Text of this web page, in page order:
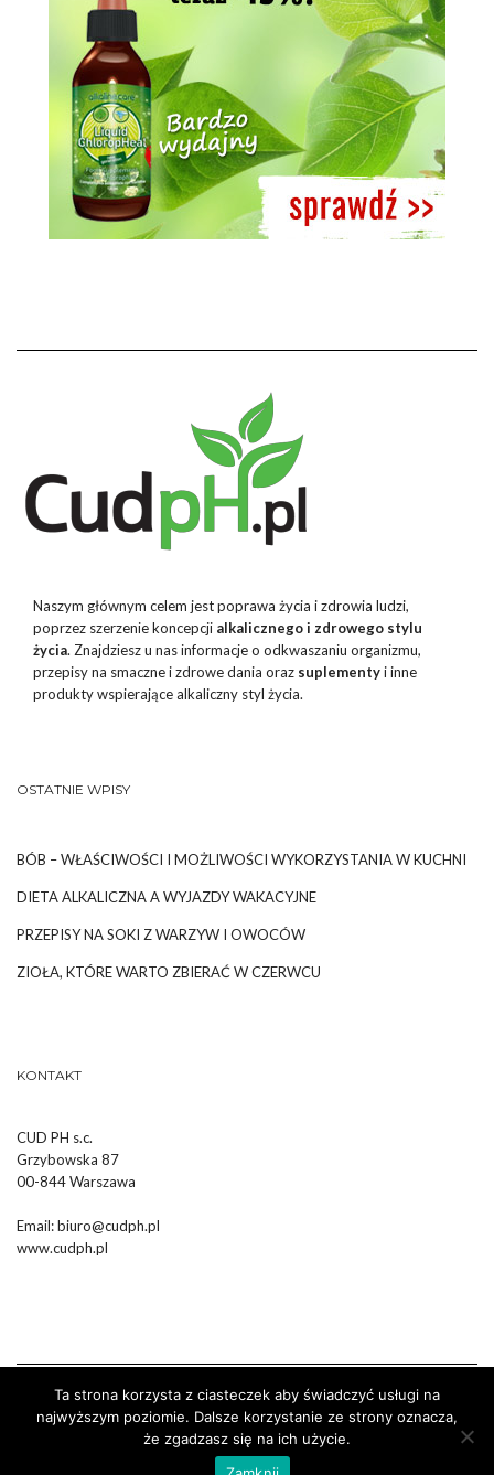
Naszym głównym celem jest poprawa życia i zdrowia ludzi,
poprzez szerzenie koncepcji alkalicznego i zdrowego stylu
życia. Znajdziesz u nas informacje o odkwaszaniu organizmu,
przepisy na smaczne i zdrowe dania oraz suplementyi inne
produkty wspierające alkaliczny styl życia.
OSTATNIE WPISY
BÓB – WŁAŚCIWOŚCI I MOŻLIWOŚCI WYKORZYSTANIA W KUCHNI
DIETA ALKALICZNA A WYJAZDY WAKACYJNE
PRZEPISY NA SOKI Z WARZYW I OWOCÓW
ZIOŁA, KTÓRE WARTO ZBIERAĆ W CZERWCU
KONTAKT
CUD PH s.c.
Grzybowska 87
00-844 Warszawa
Email:biuro@cudph.pl
www.cudph.pl
Wykonanie :Strony Internetowe Białystok Dr Pixel
Ta strona korzysta z ciasteczek aby świadczyć usługi na
najwyższym poziomie. Dalsze korzystanie ze strony oznacza,
że zgadzasz się na ich użycie.